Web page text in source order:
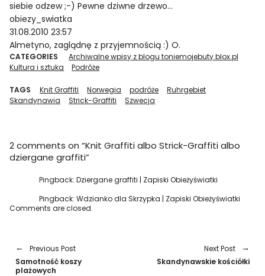
siebie odzew ;-) Pewne dziwne drzewo…
obiezy_swiatka
31.08.2010 23:57
Almetyno, zaglądnę z przyjemnością :) O.
CATEGORIES
Archiwalne wpisy z blogu toniemojebuty.blox.pl
Kultura i sztuka
Podróże
TAGS Knit Graffiti Norwegia podróże
Ruhrgebiet
Skandynawia
Strick-Graffiti Szwecja
2 comments on “Knit Graffiti albo Strick-Graffiti albo
dziergane graffiti”
Pingback:Dziergane graffiti | Zapiski Obieżyświatki
Pingback:Wdzianko dla Skrzypka | Zapiski Obieżyświatki
Comments are closed.
Previous Post
Samotność koszy
plażowych
Next Post
Skandynawskie kościółki